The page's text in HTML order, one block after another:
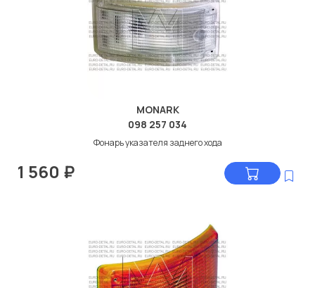
MONARK
098 257 034
Фонарь указателя заднего хода
1 560 ₽